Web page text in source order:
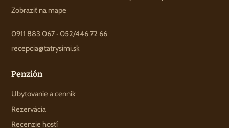
Zobraziť na mape
0911 883 067 ·052/446 72 66
recepcia@tatrysimi.sk
Penzión
Ubytovanie a cenník
Rezervácia
Recenzie hostí